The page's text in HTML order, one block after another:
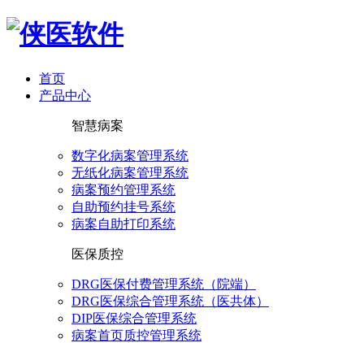
首页
产品中心
智慧病案
数字化病案管理系统
无纸化病案管理系统
病案预约管理系统
自助预约挂号系统
病案自助打印系统
医保质控
DRG医保付费管理系统（院端）
DRG医保综合管理系统（医共体）
DIP医保综合管理系统
病案首页质控管理系统